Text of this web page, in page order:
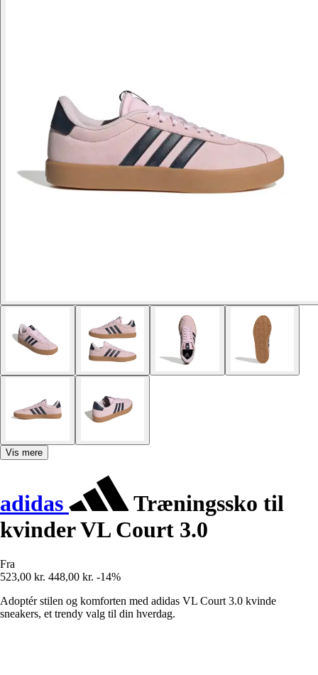
Vis mere
adidas
Træningssko til
kvinder VL Court 3.0
Fra
523,00 kr. 448,00 kr. -14%
Adoptér stilen og komforten med adidas VL Court 3.0 kvinde
sneakers, et trendy valg til din hverdag.